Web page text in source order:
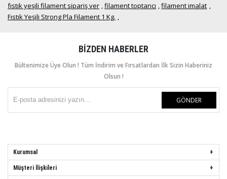
fıstık yeşili filament sipariş ver ,filament toptancı ,filament imalat ,
Fıstık Yeşili Strong Pla Filament 1 Kg. ,
BIZDEN HABERLER
Bültenimize Üye Olun ! Tüm İndirim ve Fırsatlardan İlk Sizin Haberiniz
Olsun !
GÖNDER
Kurumsal
Müşteri İlişkileri